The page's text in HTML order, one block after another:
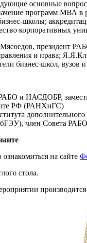
основные
программ МВА в
школы;
корпоративных
президент
и права;
бизнес-школ, вузов и
и НАСДОБР,
РФ (РАНХиГС)
член Совета
на сайте
стола.
производится